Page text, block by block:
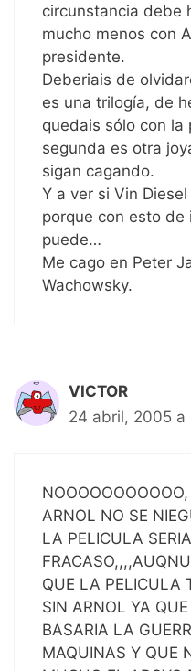
circunstancia debe
mucho menos con
presidente.
Deberiais de
es una trilogía, de
quedais sólo con la
segunda es otra
sigan cagando.
Y a ver si Vin
porque con esto de
puede…
Me cago en Peter
Wachowsky.
VICTOR
24 abril, 2005 a
ARNOL NO SE
LA PELICULA
QUE LA PELICULA
SIN ARNOL YA
BASARIA LA
MAQUINAS Y QUE